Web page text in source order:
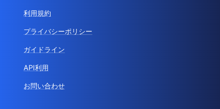
利用規約
プライバシーポリシー
ガイドライン
API利用
お問い合わせ